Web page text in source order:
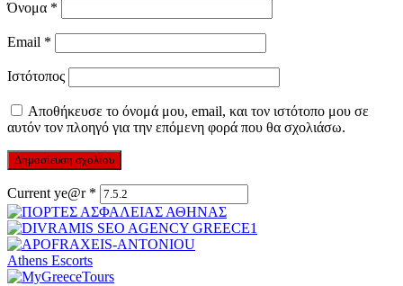
Όνομα *
Email *
Ιστότοπος
Αποθήκευσε το όνομά μου, email, και τον ιστότοπο μου σε
αυτόν τον πλοηγό για την επόμενη φορά που θα σχολιάσω.
Current ye@r *
Athens Escorts